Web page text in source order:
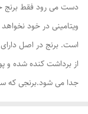
دست می رود فقط برنج
است. برنج در اصل
از برداشت کنده شده
جدا می شود.برنجی که